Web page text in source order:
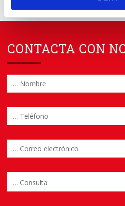
CONTACTA CON